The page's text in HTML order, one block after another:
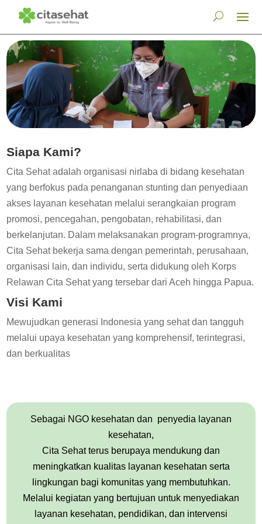
Siapa Kami?
Cita Sehat adalah organisasi nirlaba di bidang kesehatan
yang berfokus pada penanganan stunting dan penyediaan
akses layanan kesehatan melalui serangkaian program
promosi, pencegahan, pengobatan, rehabilitasi, dan
berkelanjutan. Dalam melaksanakan program-programnya,
Cita Sehat bekerja sama dengan pemerintah, perusahaan,
organisasi lain, dan individu, serta didukung oleh Korps
Relawan Cita Sehat yang tersebar dari Aceh hingga Papua.
Visi Kami
Mewujudkan generasi Indonesia yang sehat dan tangguh
melalui upaya kesehatan yang komprehensif, terintegrasi,
dan berkualitas
Sebagai NGO kesehatan dan penyedia layanan
kesehatan,
Cita Sehat terus berupaya mendukung dan
meningkatkan kualitas layanan kesehatan serta
lingkungan bagi komunitas yang membutuhkan.
Melalui kegiatan yang bertujuan untuk menyediakan
layanan kesehatan, pendidikan, dan intervensi